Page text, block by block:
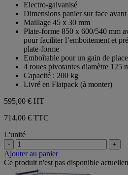
étoiles.
Electro-galvanisé
Dimensions panier sur face
Maillage 45 x 30 mm
Plate-forme 850 x 600/540 mm
pour faciliter l’emboitement et
plate-forme
Emboîtable pour un gain de place
4 roues pivotantes diamètre 125
Capacité : 200 kg
Livré en Flatpack (à monter)
595,00 € HT
714,00 € TTC
L'unité
- +
Ajouter au panier
Ce produit n'est pas disponible